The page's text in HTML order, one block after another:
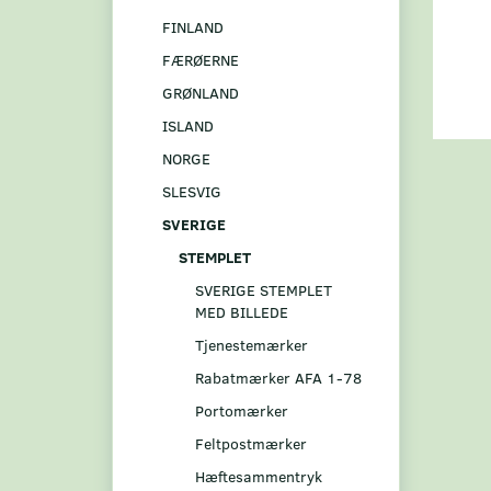
FINLAND
FÆRØERNE
GRØNLAND
ISLAND
NORGE
SLESVIG
SVERIGE
STEMPLET
SVERIGE STEMPLET
MED BILLEDE
Tjenestemærker
Rabatmærker AFA 1-78
Portomærker
Feltpostmærker
Hæftesammentryk